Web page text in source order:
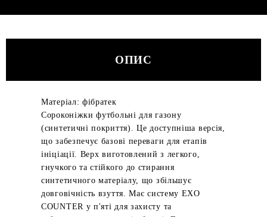
ОПИС
Матеріал: фібратек
Сороконіжки футбольні для газону
(синтетичні покриття). Це доступніша версія,
що забезпечує базові переваги для етапів
ініціації. Верх виготовлений з легкого,
гнучкого та стійкого до стирання
синтетичного матеріалу, що збільшує
довговічність взуття. Має систему EXO
COUNTER у п'яті для захисту та